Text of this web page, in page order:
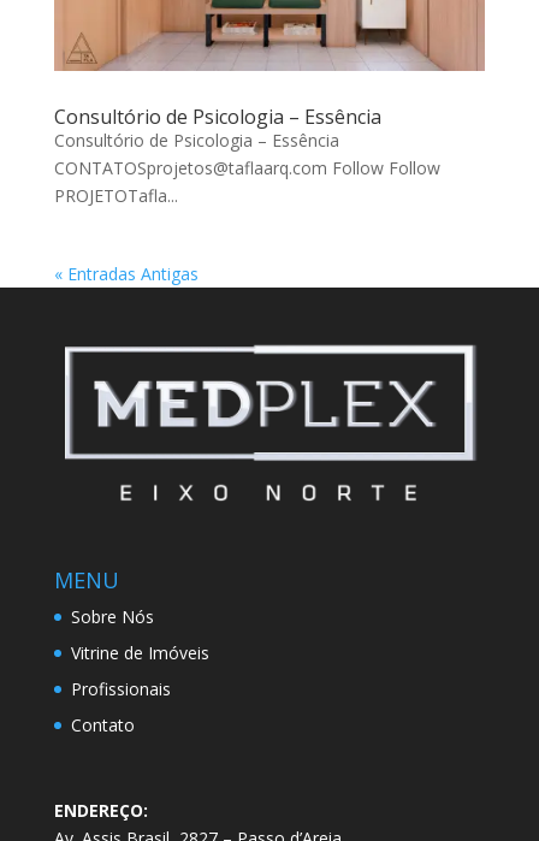
Consultório de Psicologia – Essência
Consultório de Psicologia – Essência
CONTATOSprojetos@taflaarq.com Follow Follow
PROJETOTafla...
« Entradas Antigas
MENU
Sobre Nós
Vitrine de Imóveis
Profissionais
Contato
ENDEREÇO: